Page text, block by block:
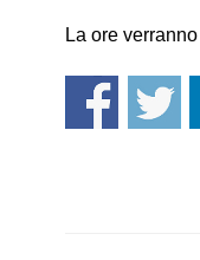
La ore